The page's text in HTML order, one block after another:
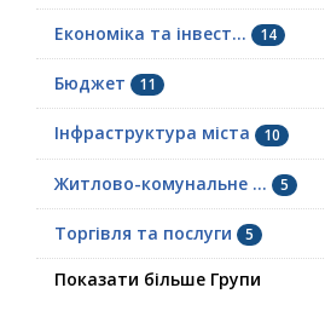
Економіка та інвест... 14
Бюджет 11
Інфраструктура міста 10
Житлово-комунальне ... 5
Торгівля та послуги 5
Показати більше Групи